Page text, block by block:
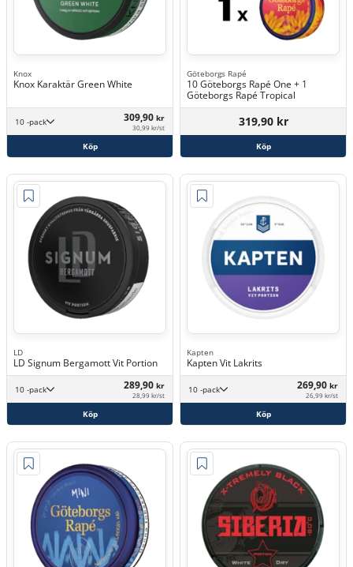
Knox
Knox Karaktär Green White
10 -pack 309,90 kr
30,99 kr/st
Köp
Göteborgs Rapé
10 Göteborgs Rapé One + 1
Göteborgs Rapé Tropical
319,90 kr
Köp
LD
LD Signum Bergamott Vit Portion
10 -pack 289,90 kr
28,99 kr/st
Köp
Kapten
Kapten Vit Lakrits
10 -pack 269,90 kr
26,99 kr/st
Köp